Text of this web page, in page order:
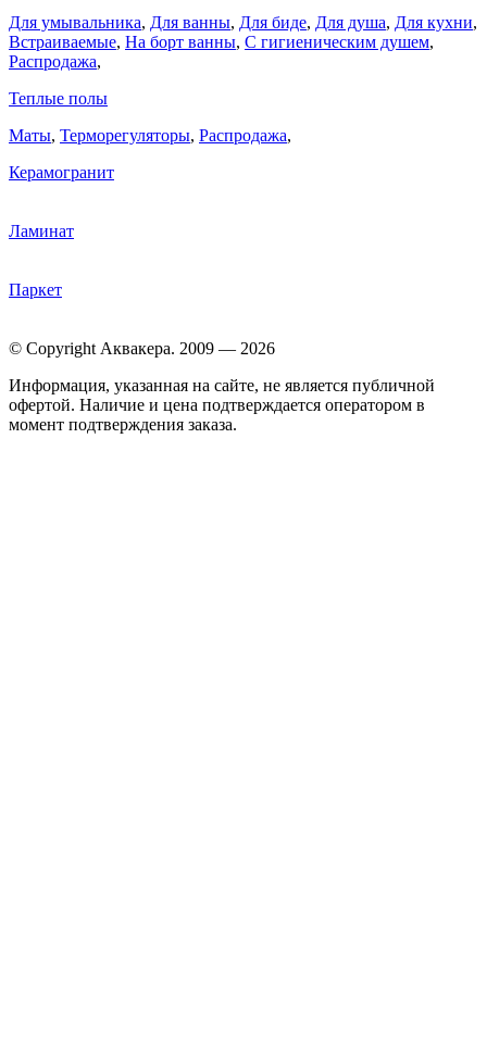
Для умывальника, Для ванны, Для биде, Для душа, Для кухни,
Встраиваемые, На борт ванны, C гигиеническим душем,
Распродажа,
Теплые полы
Маты, Терморегуляторы, Распродажа,
Керамогранит
Ламинат
Паркет
© Copyright Аквакера. 2009 — 2026
Информация, указанная на сайте, не является публичной
офертой. Наличие и цена подтверждается оператором в
момент подтверждения заказа.